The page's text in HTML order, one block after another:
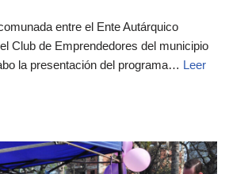
entre el Ente Autárquico
Club de Emprendedores del municipio
la presentación del programa… Leer